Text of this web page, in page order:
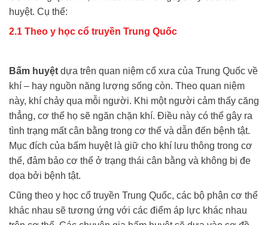
huyệt. Cụ thể:
2.1 Theo y học cổ truyền Trung Quốc
Bấm huyệt dựa trên quan niệm cổ xưa của Trung Quốc về
khí – hay nguồn năng lượng sống còn. Theo quan niệm
này, khí chảy qua mỗi người. Khi một người cảm thấy căng
thẳng, cơ thể họ sẽ ngăn chặn khí. Điều này có thể gây ra
tình trạng mất cân bằng trong cơ thể và dẫn đến bệnh tật.
Mục đích của bấm huyệt là giữ cho khí lưu thông trong cơ
thể, đảm bảo cơ thể ở trạng thái cân bằng và không bị đe
dọa bởi bệnh tật.
Cũng theo y học cổ truyền Trung Quốc, các bộ phận cơ thể
khác nhau sẽ tương ứng với các điểm áp lực khác nhau